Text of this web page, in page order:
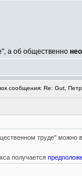
а об общественно
сообщения: Re: Gut,
труде" можно
получается